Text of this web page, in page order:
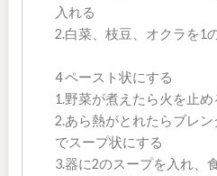
入れる
2.白菜、枝豆、オクラを1
4 ペースト状にする
1.野菜が煮えたら火を止め
2.あら熱がとれたらブレ
でスープ状にする
3.器に2のスープを入れ、